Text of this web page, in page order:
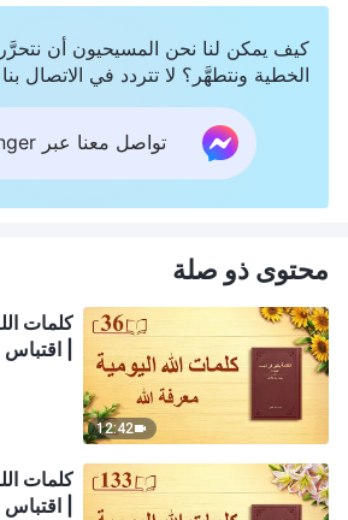
كيف يمكن لنا نحن المسيحيون أن
الخطية ونتطهَّر؟ لا تتردد في الاتصال
تواصل معنا عبر Messenger
محتوى ذو صلة
12:42
كلمات
| اقتباس 36
كلمات
| اقتباس 133